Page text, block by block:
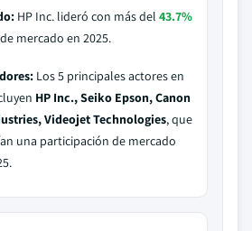
HP Inc. lideró con más del 43.7%
mercado en 2025.
Los 5 principales actores en
HP Inc., Seiko Epson, Canon
Videojet Technologies, que
una participación de mercado